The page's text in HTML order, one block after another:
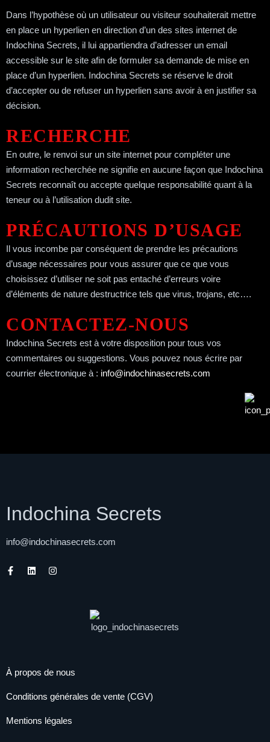
Dans l’hypothèse où un utilisateur ou visiteur souhaiterait mettre
en place un hyperlien en direction d’un des sites internet de
Indochina Secrets, il lui appartiendra d’adresser un email
accessible sur le site afin de formuler sa demande de mise en
place d’un hyperlien. Indochina Secrets se réserve le droit
d’accepter ou de refuser un hyperlien sans avoir à en justifier sa
décision.
RECHERCHE
En outre, le renvoi sur un site internet pour compléter une
information recherchée ne signifie en aucune façon que Indochina
Secrets reconnaît ou accepte quelque responsabilité quant à la
teneur ou à l’utilisation dudit site.
PRÉCAUTIONS D’USAGE
Il vous incombe par conséquent de prendre les précautions
d’usage nécessaires pour vous assurer que ce que vous
choisissez d’utiliser ne soit pas entaché d’erreurs voire
d’éléments de nature destructrice tels que virus, trojans, etc….
CONTACTEZ-NOUS
Indochina Secrets est à votre disposition pour tous vos
commentaires ou suggestions. Vous pouvez nous écrire par
courrier électronique à : info@indochinasecrets.com
Indochina Secrets
info@indochinasecrets.com
À propos de nous
Conditions générales de vente (CGV)
Mentions légales